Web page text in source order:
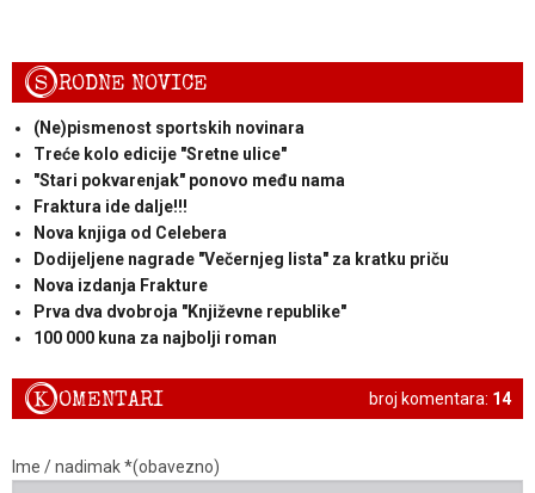
SRODNE NOVICE
(Ne)pismenost sportskih novinara
Treće kolo edicije "Sretne ulice"
"Stari pokvarenjak" ponovo među nama
Fraktura ide dalje!!!
Nova knjiga od Celebera
Dodijeljene nagrade "Večernjeg lista" za kratku priču
Nova izdanja Frakture
Prva dva dvobroja "Književne republike"
100 000 kuna za najbolji roman
broj komentara: 14
KOMENTARI
Ime / nadimak *(obavezno)